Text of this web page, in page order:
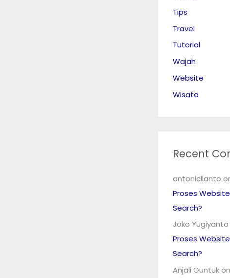
Tips
Travel
Tutorial
Wajah
Website
Wisata
Recent
antoniclianto
Proses
Search?
Joko Yugiyanto
Proses
Search?
Anjali Guntukon